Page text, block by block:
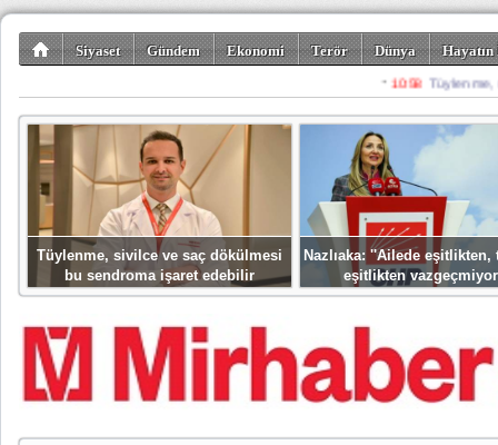
Siyaset Gündem Ekonomi Terör Dünya
Spor Misafir
Tüylenme, sivilce ve saç dökülmesi
bu sendroma işaret edebilir
Nazlıaka: ''Ailede eşitlikten,
eşitlikten